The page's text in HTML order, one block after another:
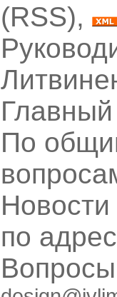
(RSS),
По
по